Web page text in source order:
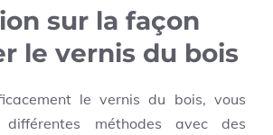
sur la façon
le vernis du bois
le vernis du bois, vous
méthodes avec des